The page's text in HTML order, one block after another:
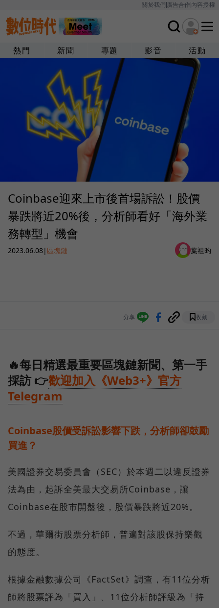
關於我們廣告合作內容授權
熱門 新聞 專題 影音 活動
Coinbase迎來上市後首場訴訟！股價
暴跌將近20%後，分析師看好「海外業
務轉型」機會
2023.06.08| 區塊鏈 葉祖昀
分享 收藏
🔥每日精選最重要區塊鏈新聞、第一手
採訪 👉歡迎加入《Web3+》官方
Telegram
Coinbase股價受訴訟影響下跌，分析師卻鼓勵
買進？
美國證券交易委員會（SEC）於本週二以違反證券
法為由，起訴全美最大交易所Coinbase，讓
Coinbase在股市開盤後，股價暴跌將近20%。
不過，華爾街股票分析師，普遍對該股保持樂觀
的態度。
根據金融數據公司《FactSet》調查，有11位分析
師將股票評為「買入」、11位分析師評級為「持